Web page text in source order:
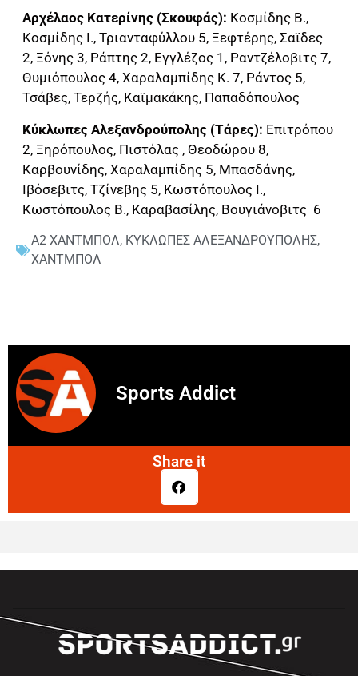
Αρχέλαος Κατερίνης (Σκουφάς): Κοσμίδης Β.,
Κοσμίδης Ι., Τριανταφύλλου 5, Ξεφτέρης, Σαϊδες
2, Ξόνης 3, Ράπτης 2, Εγγλέζος 1, Ραντζέλοβιτς 7,
Θυμιόπουλος 4, Χαραλαμπίδης Κ. 7, Ράντος 5,
Τσάβες, Τερζής, Καϊμακάκης, Παπαδόπουλος
Κύκλωπες Αλεξανδρούπολης (Τάρες): Επιτρόπου
2, Ξηρόπουλος, Πιστόλας , Θεοδώρου 8,
Καρβουνίδης, Χαραλαμπίδης 5, Μπασδάνης,
Ιβόσεβιτς, Τζίνεβης 5, Κωστόπουλος Ι.,
Κωστόπουλος Β., Καραβασίλης, Βουγιάνοβιτς 6
Α2 ΧΑΝΤΜΠΟΛ, ΚΥΚΛΩΠΕΣ ΑΛΕΞΑΝΔΡΟΥΠΟΛΗΣ,
ΧΑΝΤΜΠΟΛ
Sports Addict
Share it